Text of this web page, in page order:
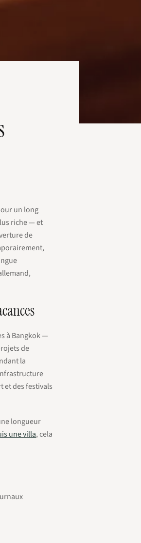
un long
riche — et
de
à Bangkok —
de
la
et des festivals
longueur
une villa, cela